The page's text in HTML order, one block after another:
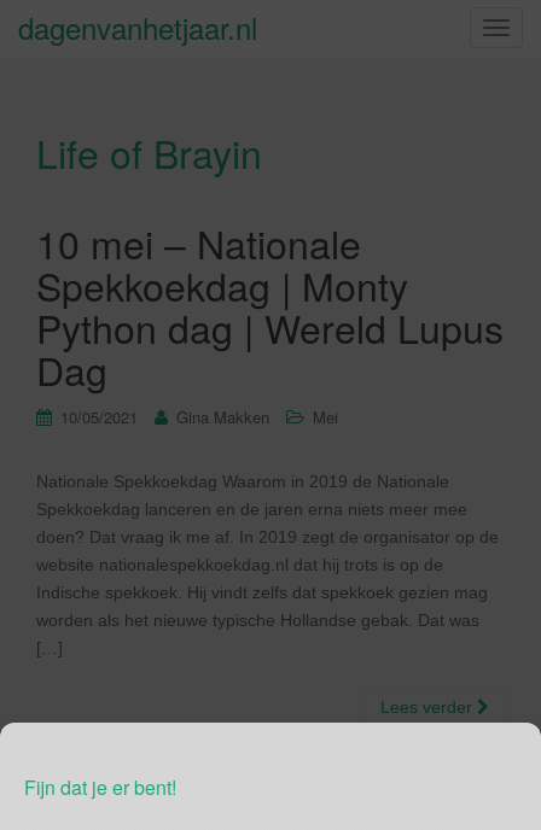
Fijn dat je er bent!
S
g
dagenvanhetjaar.nl
Life of Brayin
10 mei – Nationale
Spekkoekdag | Monty
Python dag | Wereld Lupus
Dag
10/05/2021 Gina Makken Mei
Nationale Spekkoekdag Waarom in 2019 de Nationale
Spekkoekdag lanceren en de jaren erna niets meer mee
doen? Dat vraag ik me af. In 2019 zegt de organisator op de
website nationalespekkoekdag.nl dat hij trots is op de
Indische spekkoek. Hij vindt zelfs dat spekkoek gezien mag
worden als het nieuwe typische Hollandse gebak. Dat was
[…]
Lees verder